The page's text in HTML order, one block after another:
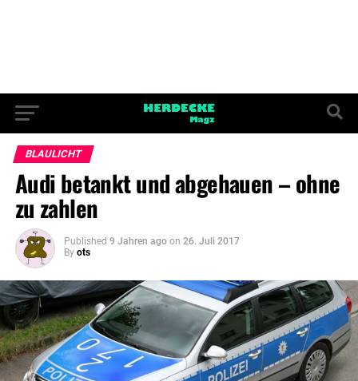
BLAULICHT
Audi betankt und abgehauen – ohne
zu zahlen
Published 9 Jahren ago on 26. Juli 2017
By ots